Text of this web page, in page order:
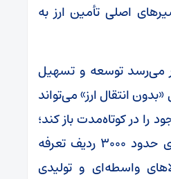
اصلی تأمین ارز به
می‌رسد توسعه و تسهیل
انتقال ارز» می‌تواند
را در کوتاه‌مدت باز کند؛
روشی که تاکنون برای حدود ۳۰۰۰ ردیف تعرفه
واسطه‌ای و تولیدی